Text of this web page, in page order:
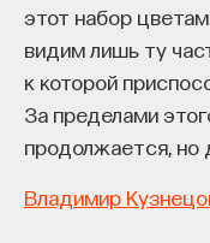
этот набор
видим лишь ту
к которой
За пределами
продолжается, но
Владимир